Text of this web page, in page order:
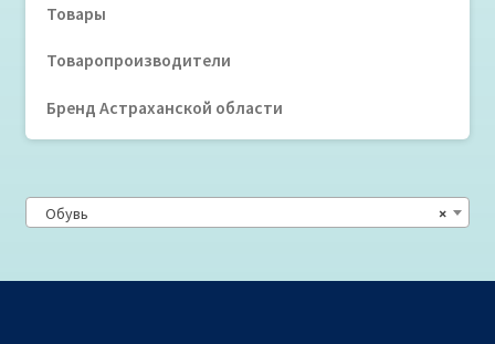
Товары
Товаропроизводители
Бренд Астраханской области
×
Обувь